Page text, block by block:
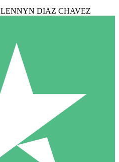
LENNYN DIAZ CHAVEZ